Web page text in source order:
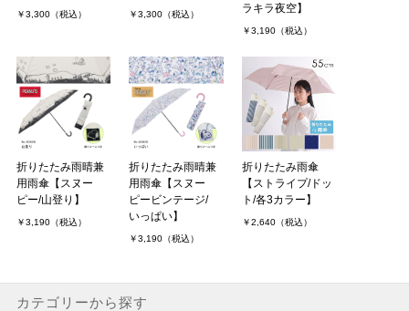
￥3,300（税込） ￥3,300（税込）
ラキラ夜空】
￥3,190（税込）
折りたたみ雨晴兼
用雨傘【スヌー
ピー/山登り】
￥3,190（税込）
折りたたみ雨晴兼
用雨傘【スヌー
ピービンテージ/
いっぱい】
￥3,190（税込）
折りたたみ雨傘
【ストライプ/ドッ
ト/各3カラー】
￥2,640（税込）
カテゴリーから探す